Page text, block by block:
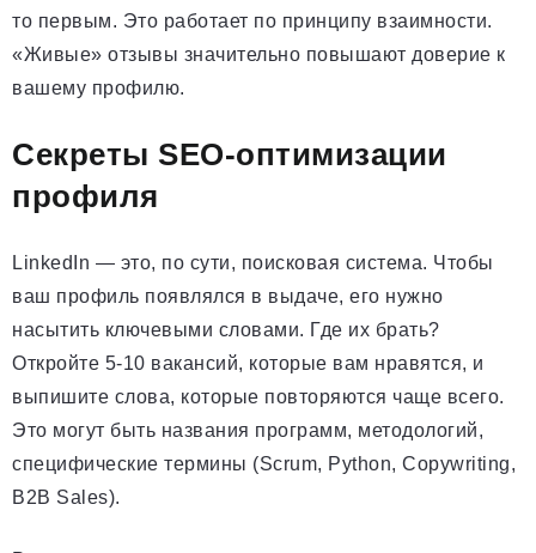
то первым. Это работает по принципу взаимности.
«Живые» отзывы значительно повышают доверие к
вашему профилю.
Секреты SEO-оптимизации
профиля
LinkedIn — это, по сути, поисковая система. Чтобы
ваш профиль появлялся в выдаче, его нужно
насытить ключевыми словами. Где их брать?
Откройте 5-10 вакансий, которые вам нравятся, и
выпишите слова, которые повторяются чаще всего.
Это могут быть названия программ, методологий,
специфические термины (Scrum, Python, Copywriting,
B2B Sales).